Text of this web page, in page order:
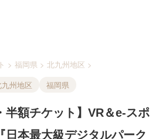
> 福岡県 > 北九州地区 >
州地区 福岡県
半額チケット】VR＆e-スポ
日本最大級デジタルパーク